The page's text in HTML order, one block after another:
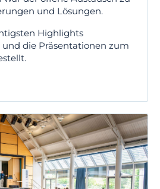
und Lösungen.
Highlights
die Präsentationen zum